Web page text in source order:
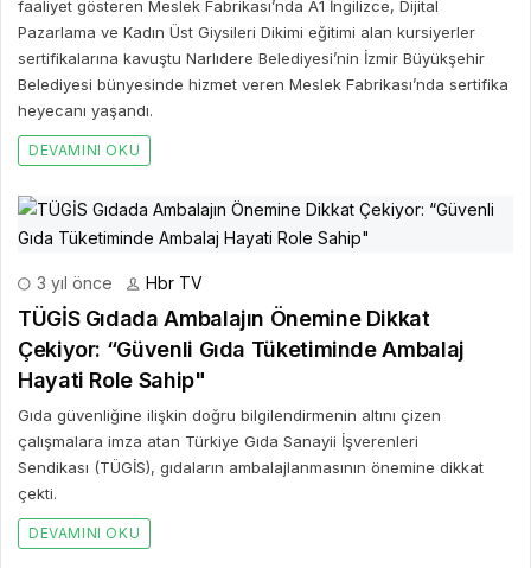
faaliyet gösteren Meslek Fabrikası’nda A1 İngilizce, Dijital
Pazarlama ve Kadın Üst Giysileri Dikimi eğitimi alan kursiyerler
sertifikalarına kavuştu Narlıdere Belediyesi’nin İzmir Büyükşehir
Belediyesi bünyesinde hizmet veren Meslek Fabrikası’nda sertifika
heyecanı yaşandı.
DEVAMINI OKU
3 yıl önce Hbr TV
TÜGİS Gıdada Ambalajın Önemine Dikkat
Çekiyor: “Güvenli Gıda Tüketiminde Ambalaj
Hayati Role Sahip"
Gıda güvenliğine ilişkin doğru bilgilendirmenin altını çizen
çalışmalara imza atan Türkiye Gıda Sanayii İşverenleri
Sendikası (TÜGİS), gıdaların ambalajlanmasının önemine dikkat
çekti.
DEVAMINI OKU